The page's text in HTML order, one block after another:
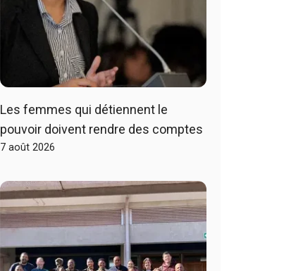
Les femmes qui détiennent le
pouvoir doivent rendre des comptes
7 août 2026